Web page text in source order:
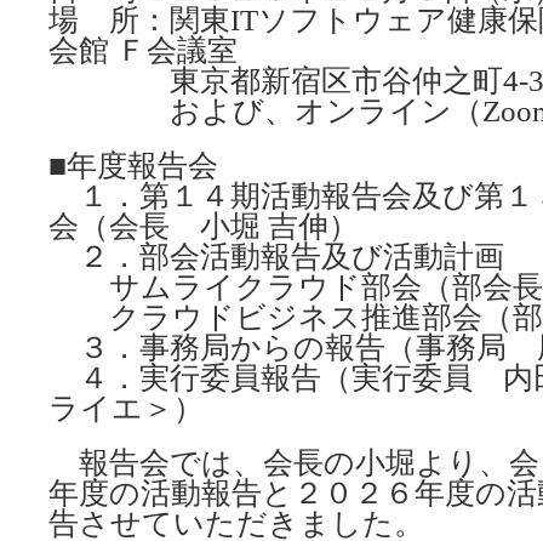
場 所：関東ITソフトウェア健康保
会館 Ｆ会議室
東京都新宿区市谷仲之町4-
および、オンライン（
■年度報告会
１．第１４期活動報告会及び第１
会（会長 小堀 吉伸）
２．部会活動報告及び活動計画
サムライクラウド部会（部会
クラウドビジネス推進部会（
３．事務局からの報告（事務局
４．実行委員報告（実行委員 内
ライエ＞）
報告会では、会長の小堀より、
年度の活動報告と２０２６年度の
告させていただきました。